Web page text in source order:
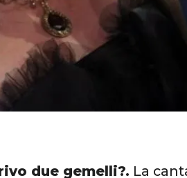
due gemelli?. La